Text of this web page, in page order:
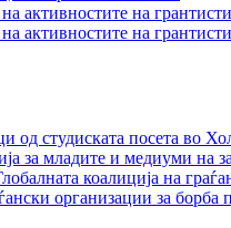
активностите на
активностите на
од студиската посета во
за младите и медиуми на
коалиција на
организации за